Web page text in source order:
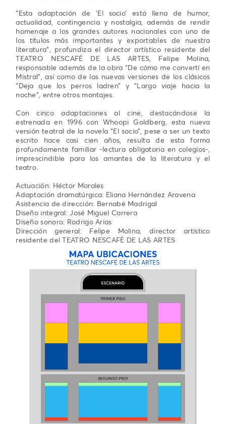
“Esta adaptación de ‘El socio’ está llena de humor,
actualidad, contingencia y nostalgia, además de rendir
homenaje a los grandes autores nacionales con uno de
los títulos más importantes y exportables de nuestra
literatura”, profundiza el director artístico residente del
TEATRO NESCAFÉ DE LAS ARTES, Felipe Molina,
responsable además de la obra “De cómo me convertí en
Mistral”, así como de las nuevas versiones de los clásicos
“Deja que los perros ladren” y “Largo viaje hacia la
noche”, entre otros montajes.
Con cinco adaptaciones al cine, destacándose la
estrenada en 1996 con Whoopi Goldberg, esta nueva
versión teatral de la novela “El socio”, pese a ser un texto
escrito hace casi cien años, resulta de esta forma
profundamente familiar -lectura obligatoria en colegios-,
imprescindible para los amantes de la literatura y el
teatro.
Actuación: Héctor Morales
Adaptación dramatúrgica: Eliana Hernández Aravena
Asistencia de dirección: Bernabé Madrigal
Diseño integral: José Miguel Carrera
Diseño sonoro: Rodrigo Arias
Dirección general: Felipe Molina, director artístico
residente del TEATRO NESCAFÉ DE LAS ARTES